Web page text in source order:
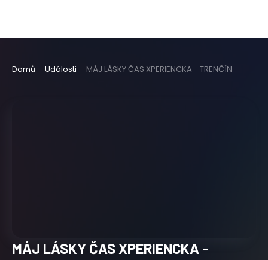
Domů Události MÁJ LÁSKY ČAS XPERIENCKA - TRENČÍN
MÁJ LÁSKY ČAS XPERIENCKA -